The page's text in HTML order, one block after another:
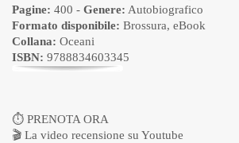
Pagine: 400 - Genere: Autobiografico
Formato disponibile: Brossura, eBook
Collana: Oceani
ISBN: 9788834603345
⏱ PRENOTA ORA
🎬 La video recensione su Youtube